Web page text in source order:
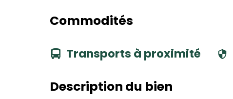
Commodités
Transports à proximité
Description du bien